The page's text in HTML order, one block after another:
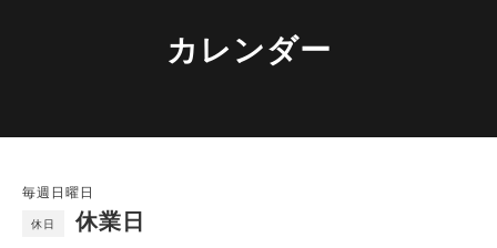
カレンダー
毎週日曜日
休日 休業日